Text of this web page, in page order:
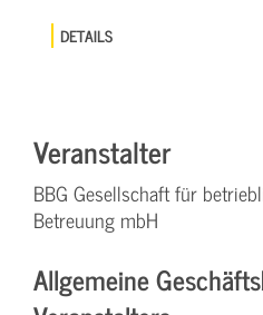
DETAILS
Veranstalter
BBG Gesellschaft für
Betreuung mbH
Allgemeine